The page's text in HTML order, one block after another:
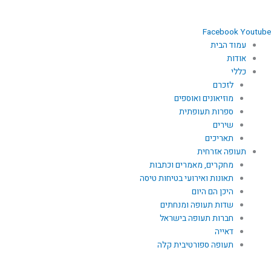
FacebookYoutube
עמוד הבית
אודות
כללי
לזכרם
מוזיאונים ואוספים
ספרות תעופתית
שירים
תאריכים
תעופה אזרחית
מחקרים, מאמרים וכתבות
תאונות ואירועי בטיחות טיסה
היכן הם היום
שדות תעופה ומנחתים
חברות תעופה בישראל
דאייה
תעופה ספורטיבית קלה